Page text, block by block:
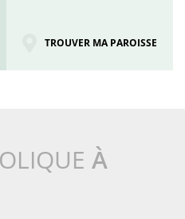
TROUVER MA PAROISSE
À